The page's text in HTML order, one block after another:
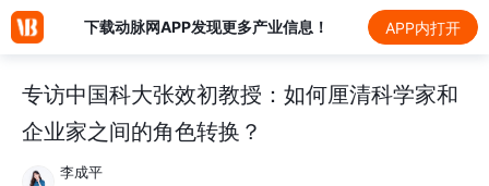
下载动脉网APP发现更多产业信息！ APP内打开
专访中国科大张效初教授：如何厘清科学家和
企业家之间的角色转换？
李成平